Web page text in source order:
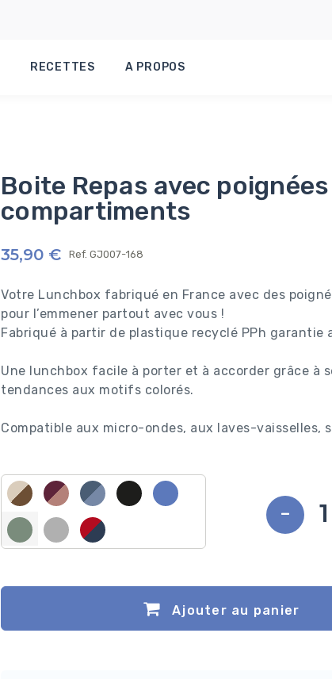
RECETTES A PROPOS
Boite Repas avec
compartiments
35,90 € Ref. GJ007-168
Votre Lunchbox fabriqué en France avec des
pour l’emmener partout avec vous !
Fabriqué à partir de plastique recyclé PPh garantie
Une lunchbox facile à porter et à accorder grâce à
tendances aux motifs colorés.
Compatible aux micro-ondes, aux laves-vaisselles,
-
Ajouter au panier